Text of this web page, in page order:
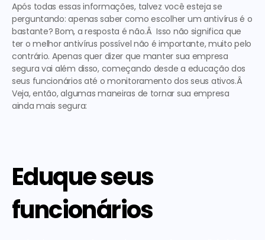
Após todas essas informações, talvez você esteja se
perguntando: apenas saber como escolher um antivírus é o
bastante? Bom, a resposta é não.Â  Isso não significa que
ter o melhor antivírus possível não é importante, muito pelo
contrário. Apenas quer dizer que manter sua empresa
segura vai além disso, começando desde a educação dos
seus funcionários até o monitoramento dos seus ativos.Â
Veja, então, algumas maneiras de tornar sua empresa
ainda mais segura:
Eduque seus
funcionários